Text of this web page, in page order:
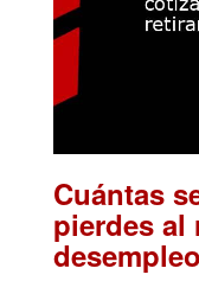
Cuántas
pierdes al
desempleo